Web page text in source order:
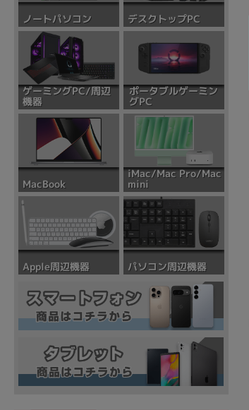
ノートパソコン デスクトップPC
ゲーミングPC/周辺
機器
ポータブルゲーミン
グPC
MacBook
iMac/Mac Pro/Mac
mini
Apple周辺機器 パソコン周辺機器